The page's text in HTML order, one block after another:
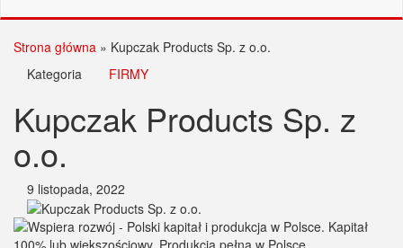
Strona główna » Kupczak Products Sp. z o.o.
Kategoria
FIRMY
Kupczak Products Sp. z
o.o.
9 listopada, 2022